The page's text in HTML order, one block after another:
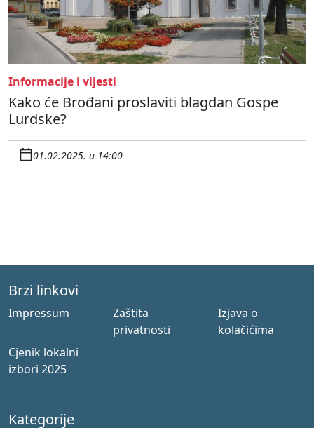
Informacije i vijesti
Kako će Brođani proslaviti blagdan Gospe
Lurdske?
01.02.2025. u 14:00
Brzi linkovi
Impressum
Zaštita
privatnosti
Izjava o
kolačićima
Cjenik lokalni
izbori 2025
Kategorije